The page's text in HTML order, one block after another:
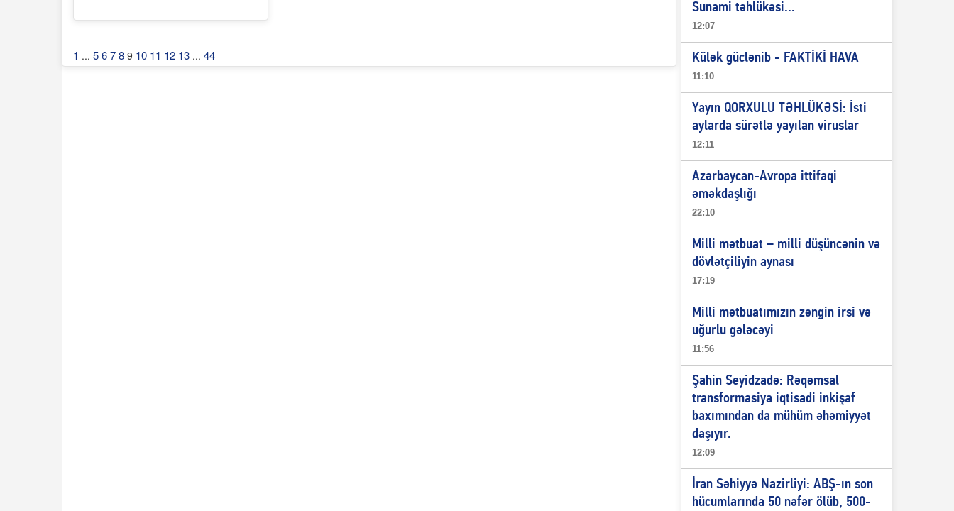
1 ... 5678 9 10 11 12 13 ... 44
Sunami təhlükəsi...
12:07
Külək güclənib - FAKTİKİ HAVA
11:10
Yayın QORXULU TƏHLÜKƏSİ: İsti
aylarda sürətlə yayılan viruslar
12:11
Azərbaycan-Avropa ittifaqi
əməkdaşlığı
22:10
Milli mətbuat – milli düşüncənin və
dövlətçiliyin aynası
17:19
Milli mətbuatımızın zəngin irsi və
uğurlu gələcəyi
11:56
Şahin Seyidzadə: Rəqəmsal
transformasiya iqtisadi inkişaf
baxımından da mühüm əhəmiyyət
daşıyır.
12:09
İran Səhiyyə Nazirliyi: ABŞ-ın son
hücumlarında 50 nəfər ölüb, 500-